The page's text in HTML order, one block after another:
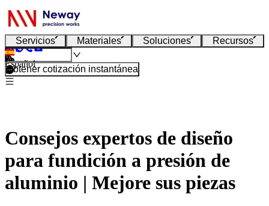
Servicios Materiales Soluciones Recursos
Español
Obtener cotización instantánea
Consejos expertos de diseño
para fundición a presión de
aluminio | Mejore sus piezas